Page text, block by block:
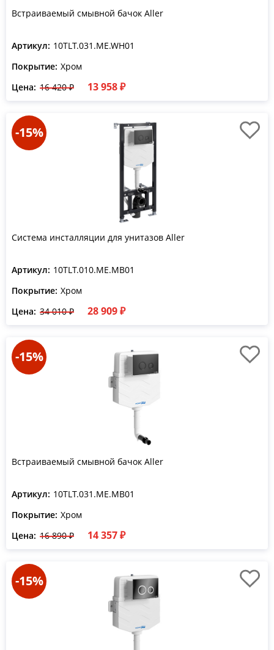
Встраиваемый смывной бачок Aller
Артикул: 10TLT.031.ME.WH01
Покрытие: Хром
Цена: 16 420 ₽ 13 958 ₽
-15%
Система инсталляции для унитазов Aller
Артикул: 10TLT.010.ME.MB01
Покрытие: Хром
Цена: 34 010 ₽ 28 909 ₽
-15%
Встраиваемый смывной бачок Aller
Артикул: 10TLT.031.ME.MB01
Покрытие: Хром
Цена: 16 890 ₽ 14 357 ₽
-15%